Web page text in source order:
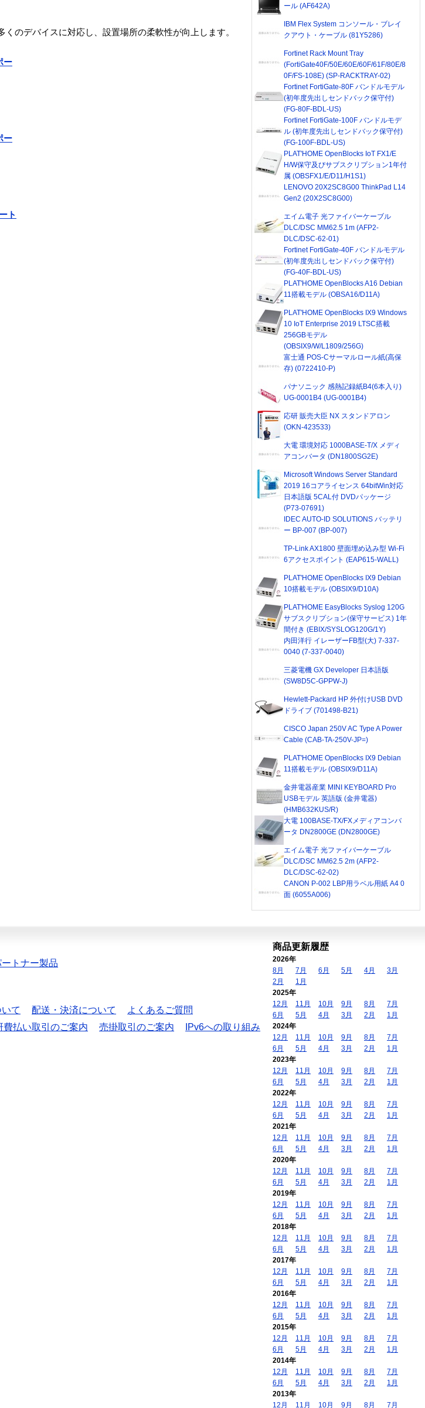
のデバイスに対応し、設置場所の柔軟性が向上します。
ー
ー
ト
ール (AF642A)
IBM Flex System コンソール・ブレイ
クアウト・ケーブル (81Y5286)
Fortinet Rack Mount Tray
(FortiGate40F/50E/60E/60F/61F/80E/8
0F/FS-108E) (SP-RACKTRAY-02)
Fortinet FortiGate-80F バンドルモデル
(初年度先出しセンドバック保守付)
(FG-80F-BDL-US)
Fortinet FortiGate-100F バンドルモデ
ル (初年度先出しセンドバック保守付)
(FG-100F-BDL-US)
PLAT'HOME OpenBlocks IoT FX1/E
H/W保守及びサブスクリプション1年付
属 (OBSFX1/E/D11/H1S1)
LENOVO 20X2SC8G00 ThinkPad L14
Gen2 (20X2SC8G00)
エイム電子 光ファイバーケーブル
DLC/DSC MM62.5 1m (AFP2-
DLC/DSC-62-01)
Fortinet FortiGate-40F バンドルモデル
(初年度先出しセンドバック保守付)
(FG-40F-BDL-US)
PLAT'HOME OpenBlocks A16 Debian
11搭載モデル (OBSA16/D11A)
PLAT'HOME OpenBlocks IX9 Windows
10 IoT Enterprise 2019 LTSC搭載
256GBモデル
(OBSIX9/W/L1809/256G)
富士通 POS-Cサーマルロール紙(高保
存) (0722410-P)
パナソニック 感熱記録紙B4(6本入り)
UG-0001B4 (UG-0001B4)
応研 販売大臣 NX スタンドアロン
(OKN-423533)
大電 環境対応 1000BASE-T/X メディ
アコンバータ (DN1800SG2E)
Microsoft Windows Server Standard
2019 16コアライセンス 64bitWin対応
日本語版 5CAL付 DVDパッケージ
(P73-07691)
IDEC AUTO-ID SOLUTIONS バッテリ
ー BP-007 (BP-007)
TP-Link AX1800 壁面埋め込み型 Wi-Fi
6アクセスポイント (EAP615-WALL)
PLAT'HOME OpenBlocks IX9 Debian
10搭載モデル (OBSIX9/D10A)
PLAT'HOME EasyBlocks Syslog 120G
サブスクリプション(保守サービス) 1年
間付き (EBIX/SYSLOG120G/1Y)
内田洋行 イレーザーFB型(大) 7-337-
0040 (7-337-0040)
三菱電機 GX Developer 日本語版
(SW8D5C-GPPW-J)
Hewlett-Packard HP 外付けUSB DVD
ドライブ (701498-B21)
CISCO Japan 250V AC Type A Power
Cable (CAB-TA-250V-JP=)
PLAT'HOME OpenBlocks IX9 Debian
11搭載モデル (OBSIX9/D11A)
金井電器産業 MINI KEYBOARD Pro
USBモデル 英語版 (金井電器)
(HMB632KUS/R)
大電 100BASE-TX/FXメディアコンバ
ータ DN2800GE (DN2800GE)
エイム電子 光ファイバーケーブル
DLC/DSC MM62.5 2m (AFP2-
DLC/DSC-62-02)
CANON P-002 LBP用ラベル用紙 A4 0
面 (6055A006)
ートナー製品
て 配送・決済について
よくあるご質問
払い取引のご案内 売掛取引のご案内
IPv6への取り組み
商品更新履歴
2026年
8月
7月 6月 5月 4月
3月
2月
1月
2025年
12月
11月 10月 9月 8月
7月
6月
5月 4月 3月 2月
1月
2024年
12月
11月 10月 9月 8月
7月
6月
5月 4月 3月 2月
1月
2023年
12月
11月 10月 9月 8月
7月
6月
5月 4月 3月 2月
1月
2022年
12月
11月 10月 9月 8月
7月
6月
5月 4月 3月 2月
1月
2021年
12月
11月 10月 9月 8月
7月
6月
5月 4月 3月 2月
1月
2020年
12月
11月 10月 9月 8月
7月
6月
5月 4月 3月 2月
1月
2019年
12月
11月 10月 9月 8月
7月
6月
5月 4月 3月 2月
1月
2018年
12月
11月 10月 9月 8月
7月
6月
5月 4月 3月 2月
1月
2017年
12月
11月 10月 9月 8月
7月
6月
5月 4月 3月 2月
1月
2016年
12月
11月 10月 9月 8月
7月
6月
5月 4月 3月 2月
1月
2015年
12月
11月 10月 9月 8月
7月
6月
5月 4月 3月 2月
1月
2014年
12月
11月 10月 9月 8月
7月
6月
5月 4月 3月 2月
1月
2013年
12月
11月 10月 9月 8月 7月